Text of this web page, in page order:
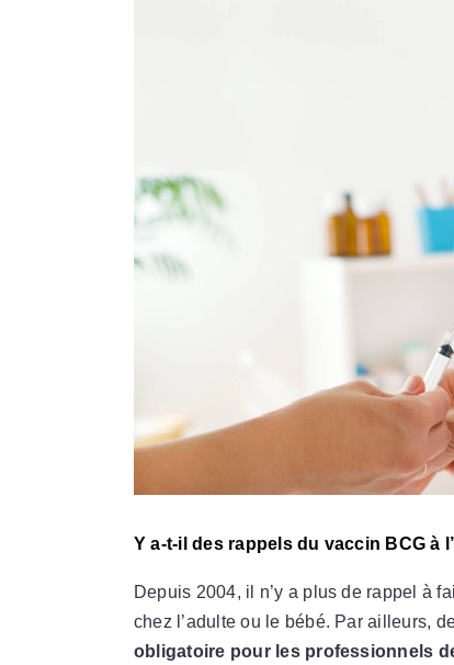
Y a-t-il des rappels du vaccin BCG à
Depuis 2004, il n’y a plus de rappel à
chez l’adulte ou le bébé. Par ailleurs,
obligatoire pour les professionnels